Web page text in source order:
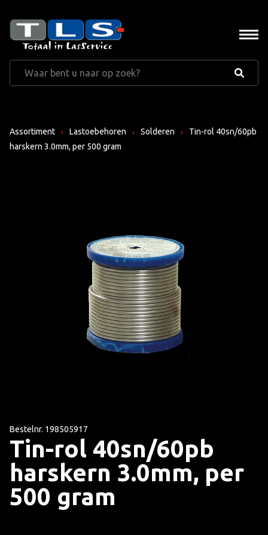
Assortiment Lastoebehoren Solderen
Tin-rol 40sn/60pb
harskern 3.0mm, per 500 gram
Bestelnr. 198505917
Tin-rol 40sn/60pb
harskern 3.0mm, per
500 gram